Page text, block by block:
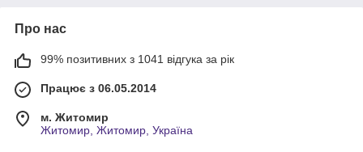
Про нас
99% позитивних з 1041 відгука за рік
Працює з 06.05.2014
м. Житомир
Житомир, Житомир, Україна